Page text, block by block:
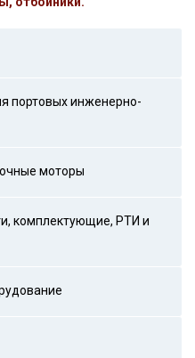
портовых инженерно-
моторы
комплектующие, РТИ и